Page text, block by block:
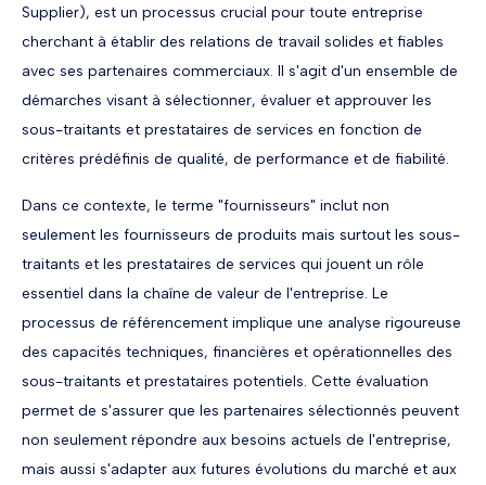
Supplier), est un processus crucial pour toute entreprise
cherchant à établir des relations de travail solides et fiables
avec ses partenaires commerciaux. Il s'agit d'un ensemble de
démarches visant à sélectionner, évaluer et approuver les
sous-traitants et prestataires de services en fonction de
critères prédéfinis de qualité, de performance et de fiabilité.
Dans ce contexte, le terme "fournisseurs" inclut non
seulement les fournisseurs de produits mais surtout les sous-
traitants et les prestataires de services qui jouent un rôle
essentiel dans la chaîne de valeur de l'entreprise. Le
processus de référencement implique une analyse rigoureuse
des capacités techniques, financières et opérationnelles des
sous-traitants et prestataires potentiels. Cette évaluation
permet de s'assurer que les partenaires sélectionnés peuvent
non seulement répondre aux besoins actuels de l'entreprise,
mais aussi s'adapter aux futures évolutions du marché et aux